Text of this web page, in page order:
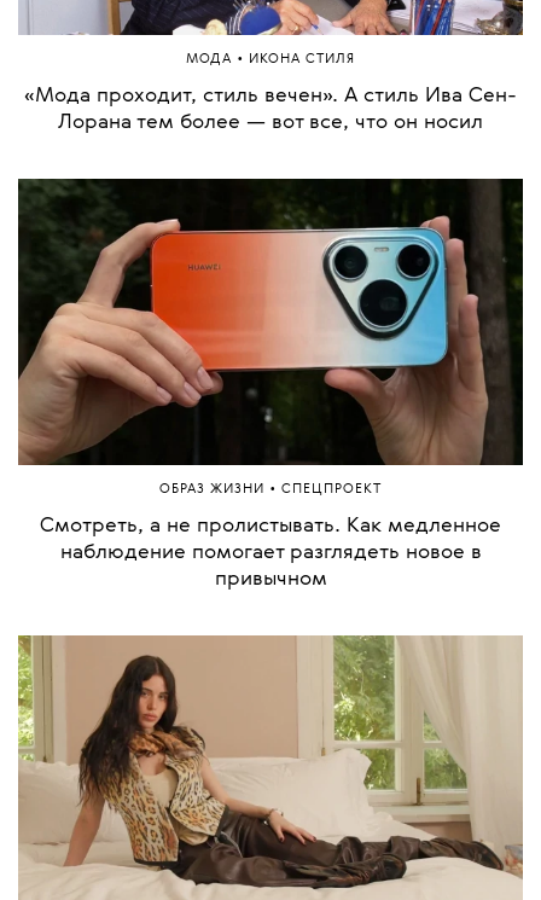
МОДА • ИКОНА СТИЛЯ
«Мода проходит, стиль вечен». А стиль Ива Сен-
Лорана тем более — вот все, что он носил
ОБРАЗ ЖИЗНИ • СПЕЦПРОЕКТ
Смотреть, а не пролистывать. Как медленное
наблюдение помогает разглядеть новое в
привычном